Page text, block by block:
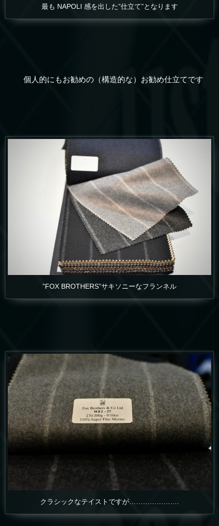
最も NAPOLI 感を出した”仕立て”となります
個人的にもお勧めの（構造的な）お勧め仕立てです
”FOX BROTHERS”サキソニーなフランネル
クラシックなテイストですが………………….